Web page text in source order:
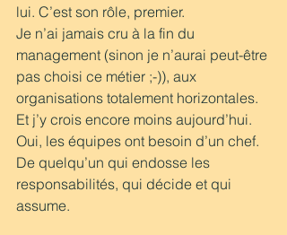
lui. C’est son rôle, premier.
Je n’ai jamais cru à la fin du
management (sinon je n’aurai peut-être
pas choisi ce métier ;-)), aux
organisations totalement horizontales.
Et j’y crois encore moins aujourd’hui.
Oui, les équipes ont besoin d’un chef.
De quelqu’un qui endosse les
responsabilités, qui décide et qui
assume.